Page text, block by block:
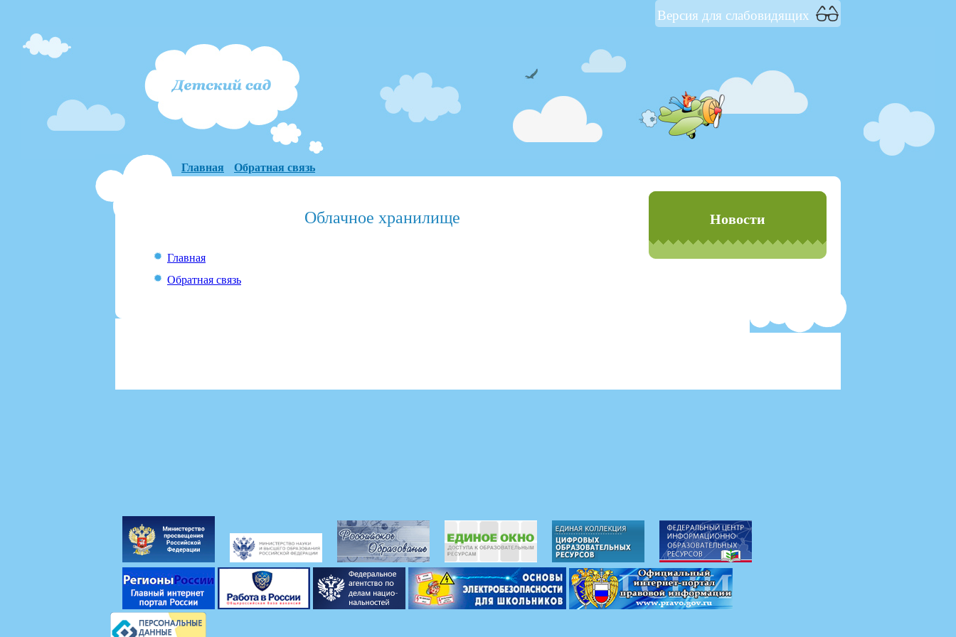
Версия для слабовидящих
Главная Обратная связь
Облачное хранилище
Главная
Обратная связь
Новости